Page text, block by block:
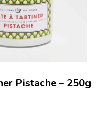
Pistache – 250g